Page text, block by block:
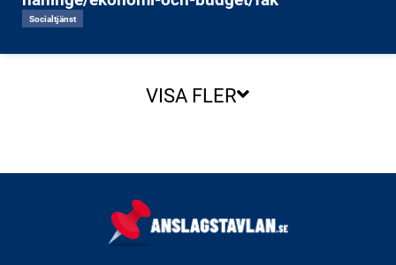
Socialtjänst
VISA FLER